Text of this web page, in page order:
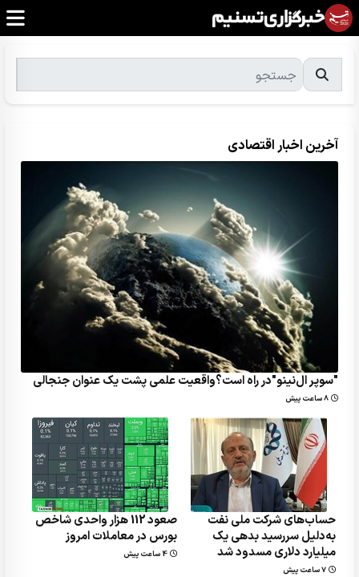
آخرین اخبار اقتصادی
"سوپر ال‌نینو"در راه است؟واقعیت علمی پشت یک عنوان جنجالی
8 ساعت پیش
حساب‌های شرکت ملی نفت
به‌دلیل سررسید بدهی یک
میلیارد دلاری مسدود شد
7 ساعت پیش
صعود 112 هزار واحدی شاخص
بورس در معاملات امروز
4 ساعت پیش